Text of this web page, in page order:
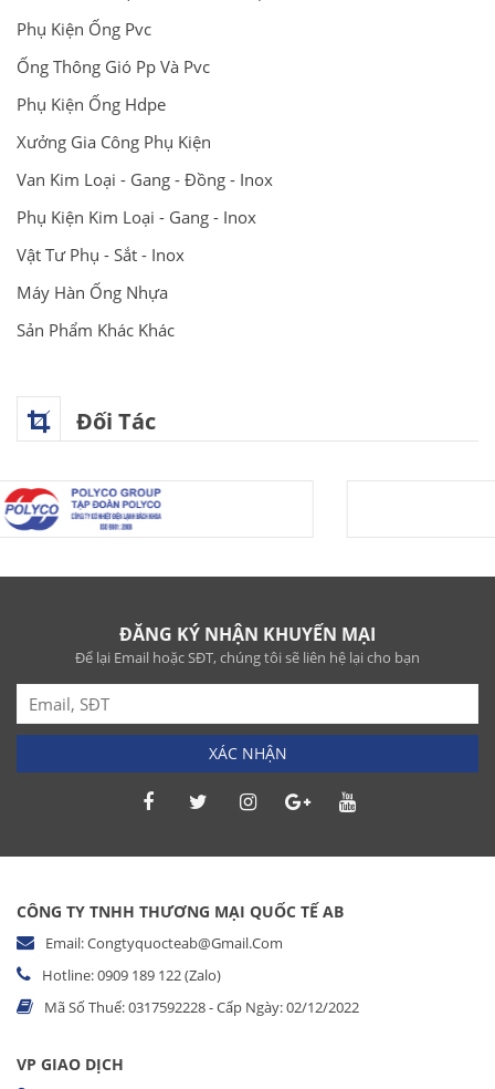
Phụ Kiện Ống Pvc
Ống Thông Gió Pp Và Pvc
Phụ Kiện Ống Hdpe
Xưởng Gia Công Phụ Kiện
Van Kim Loại - Gang - Đồng - Inox
Phụ Kiện Kim Loại - Gang - Inox
Vật Tư Phụ - Sắt - Inox
Máy Hàn Ống Nhựa
Sản Phẩm Khác Khác
Đối Tác
ĐĂNG KÝ NHẬN KHUYẾN MẠI
Để lại Email hoặc SĐT, chúng tôi sẽ liên hệ lại cho bạn
XÁC NHẬN
CÔNG TY TNHH THƯƠNG MẠI QUỐC TẾ AB
Email: Congtyquocteab@gmail.com
Hotline: 0909 189 122 (Zalo)
Mã Số Thuế: 0317592228 - Cấp Ngày: 02/12/2022
VP GIAO DỊCH